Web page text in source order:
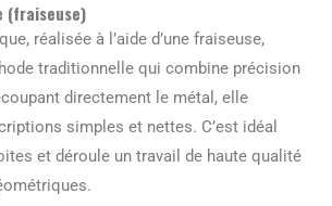
(fraiseuse)
réalisée à l’aide d’une fraiseuse,
traditionnelle qui combine précision
directement le métal, elle
simples et nettes. C’est idéal
et déroule un travail de haute qualité